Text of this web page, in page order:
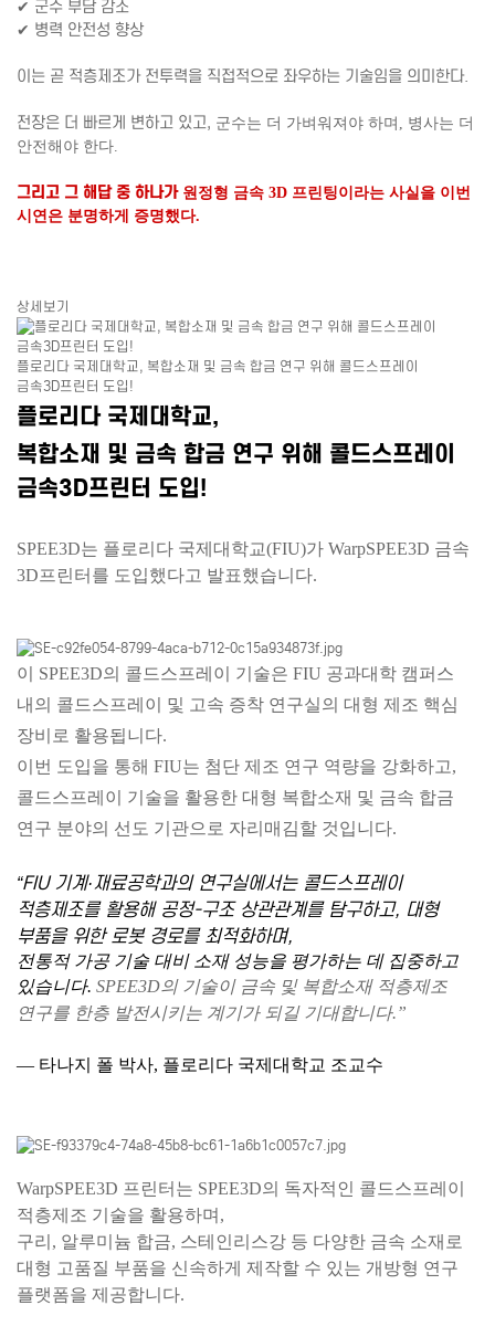
✔ 군수 부담 감소
✔ 병력 안전성 향상
이는 곧 적층제조가 전투력을 직접적으로 좌우하는 기술임을 의미한다.
전장은 더 빠르게 변하고 있고, 군수는 더 가벼워져야 하며, 병사는 더
안전해야 한다.
그리고 그 해답 중 하나가 원정형 금속 3D 프린팅이라는 사실을 이번
시연은 분명하게 증명했다.
상세보기
플로리다 국제대학교, 복합소재 및 금속 합금 연구 위해 콜드스프레이
금속3D프린터 도입!
플로리다 국제대학교,
복합소재 및 금속 합금 연구 위해 콜드스프레이
금속3D프린터 도입!
SPEE3D는 플로리다 국제대학교(FIU)가 WarpSPEE3D 금속
3D프린터를 도입했다고 발표했습니다.
이 SPEE3D의 콜드스프레이 기술은 FIU 공과대학 캠퍼스
내의 콜드스프레이 및 고속 증착 연구실의 대형 제조 핵심
장비로 활용됩니다.
이번 도입을 통해 FIU는 첨단 제조 연구 역량을 강화하고,
콜드스프레이 기술을 활용한 대형 복합소재 및 금속 합금
연구 분야의 선도 기관으로 자리매김할 것입니다.
“FIU 기계·재료공학과의 연구실에서는 콜드스프레이
적층제조를 활용해 공정-구조 상관관계를 탐구하고, 대형
부품을 위한 로봇 경로를 최적화하며,
전통적 가공 기술 대비 소재 성능을 평가하는 데 집중하고
있습니다. SPEE3D의 기술이 금속 및 복합소재 적층제조
연구를 한층 발전시키는 계기가 되길 기대합니다.”
— 타나지 폴 박사, 플로리다 국제대학교 조교수
WarpSPEE3D 프린터는 SPEE3D의 독자적인 콜드스프레이
적층제조 기술을 활용하며,
구리, 알루미늄 합금, 스테인리스강 등 다양한 금속 소재로
대형 고품질 부품을 신속하게 제작할 수 있는 개방형 연구
플랫폼을 제공합니다.